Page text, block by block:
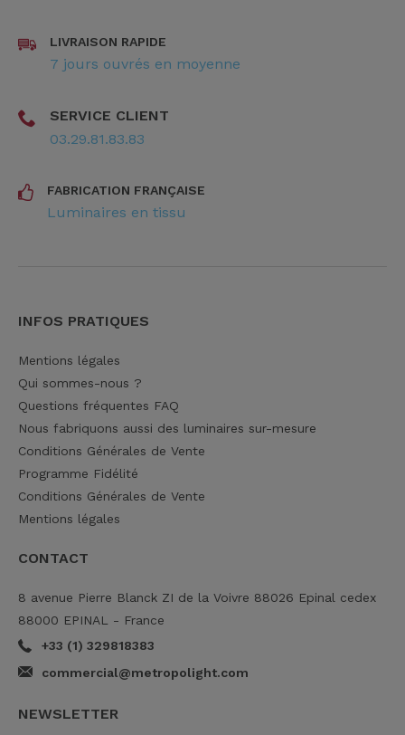
LIVRAISON RAPIDE
7 jours ouvrés en moyenne
SERVICE CLIENT
03.29.81.83.83
FABRICATION FRANÇAISE
Luminaires en tissu
INFOS PRATIQUES
Mentions légales
Qui sommes-nous ?
Questions fréquentes FAQ
Nous fabriquons aussi des luminaires sur-mesure
Conditions Générales de Vente
Programme Fidélité
Conditions Générales de Vente
Mentions légales
CONTACT
8 avenue Pierre Blanck ZI de la Voivre 88026 Epinal cedex
88000 EPINAL - France
+33 (1) 329818383
commercial@metropolight.com
NEWSLETTER